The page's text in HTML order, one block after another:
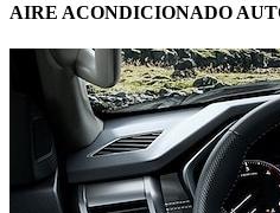
AIRE ACONDICIONADO